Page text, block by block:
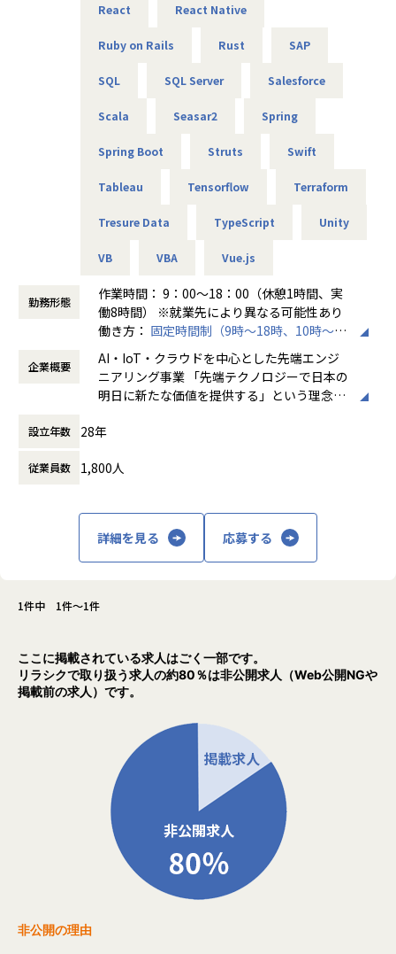
★リーダーによるフォロー
経験のある技術者をリーダーに任命し、技術者のフォロー
ができる体制を整えています。
リーダーと営業は月に1度会議の場を設けており、情報共
有を行っております。
React React Native
Ruby on Rails Rust SAP
SQL SQL Server Salesforce
Scala Seasar2 Spring
Spring Boot Struts Swift
Tableau Tensorflow Terraform
Tresure Data TypeScript Unity
VB VBA Vue.js
勤務形態
作業時間： 9：00～18：00（休憩1時間、実
働8時間） ※就業先により異なる可能性あり
働き方： 固定時間制（9時～18時、10時～19
時間外労働の有無： 有（月平均20時間～30
時間）
休憩時間： 60分
企業概要
AI・IoT・クラウドを中心とした先端エンジ
ニアリング事業 「先端テクノロジーで日本の
明日に新たな価値を提供する」という理念を
た先端テクノロジーの中で「ジャパニアスだ
アリング業界から必要とされ続ける会社を目
設立年数 28年
従業員数 1,800人
詳細を見る 応募する
1件中 1件～1件
ここに掲載されている求人はごく一部です。
リラシクで取り扱う求人の約80％は非公開求人（Web公開NGや
掲載前の求人）です。
非公開の理由